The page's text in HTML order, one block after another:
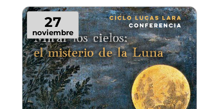
27
noviembre